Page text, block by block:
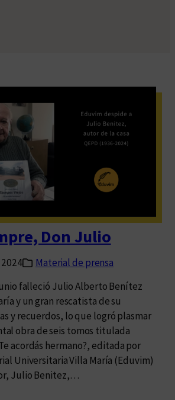
Don Julio
Material de prensa
falleció Julio Alberto Benítez
y un gran rescatista de su
y recuerdos, lo que logró plasmar
obra de seis tomos titulada
acordás hermano?, editada por
Universitaria Villa María (Eduvim)
Julio Benitez,…